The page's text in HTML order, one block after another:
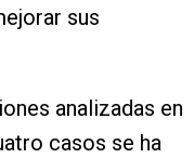
sus
analizadas en
casos se ha